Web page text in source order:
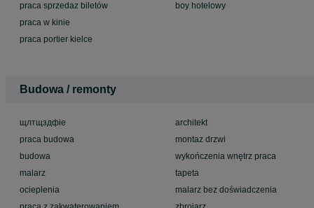
praca sprzedaz biletów
praca w kinie
praca portier kielce
boy hotelowy
Budowa / remonty
щлтщздфіе
praca budowa
budowa
malarz
ocieplenia
architekt
montaz drzwi
wykończenia wnętrz praca
tapeta
malarz bez doświadczenia